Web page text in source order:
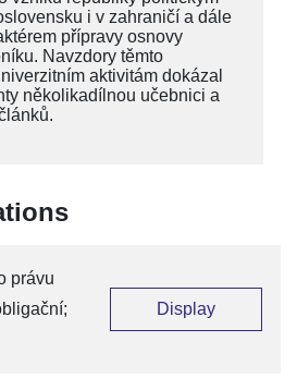
i v zahraničí a dále
přípravy osnovy
Navzdory těmto
aktivitám dokázal
několikadílnou učebnici a
právu
Display